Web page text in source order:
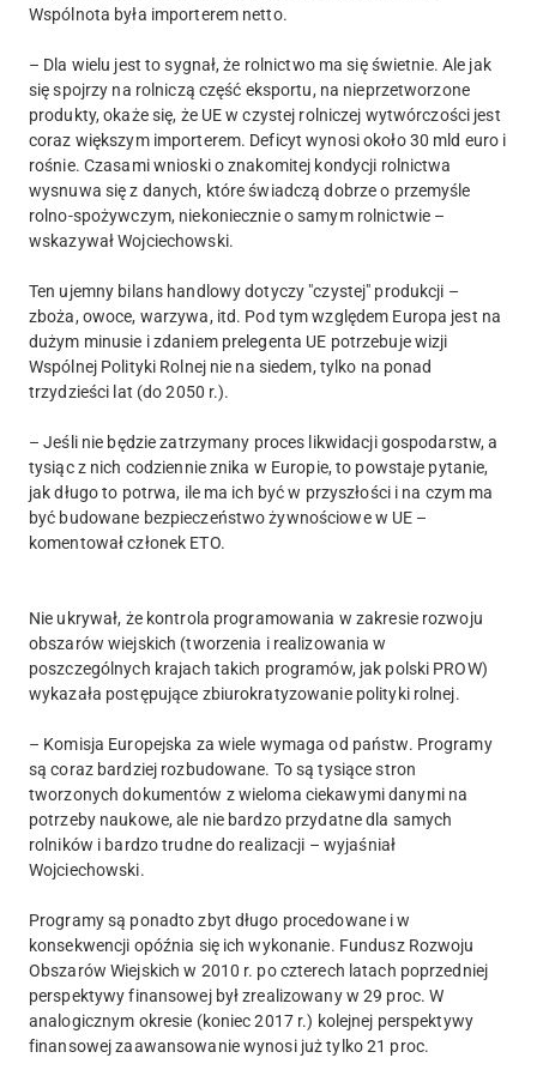
Wspólnota była importerem netto.
– Dla wielu jest to sygnał, że rolnictwo ma się świetnie. Ale jak
się spojrzy na rolniczą część eksportu, na nieprzetworzone
produkty, okaże się, że UE w czystej rolniczej wytwórczości jest
coraz większym importerem. Deficyt wynosi około 30 mld euro i
rośnie. Czasami wnioski o znakomitej kondycji rolnictwa
wysnuwa się z danych, które świadczą dobrze o przemyśle
rolno-spożywczym, niekoniecznie o samym rolnictwie –
wskazywał Wojciechowski.
Ten ujemny bilans handlowy dotyczy "czystej" produkcji –
zboża, owoce, warzywa, itd. Pod tym względem Europa jest na
dużym minusie i zdaniem prelegenta UE potrzebuje wizji
Wspólnej Polityki Rolnej nie na siedem, tylko na ponad
trzydzieści lat (do 2050 r.).
– Jeśli nie będzie zatrzymany proces likwidacji gospodarstw, a
tysiąc z nich codziennie znika w Europie, to powstaje pytanie,
jak długo to potrwa, ile ma ich być w przyszłości i na czym ma
być budowane bezpieczeństwo żywnościowe w UE –
komentował członek ETO.
Nie ukrywał, że kontrola programowania w zakresie rozwoju
obszarów wiejskich (tworzenia i realizowania w
poszczególnych krajach takich programów, jak polski PROW)
wykazała postępujące zbiurokratyzowanie polityki rolnej.
– Komisja Europejska za wiele wymaga od państw. Programy
są coraz bardziej rozbudowane. To są tysiące stron
tworzonych dokumentów z wieloma ciekawymi danymi na
potrzeby naukowe, ale nie bardzo przydatne dla samych
rolników i bardzo trudne do realizacji – wyjaśniał
Wojciechowski.
Programy są ponadto zbyt długo procedowane i w
konsekwencji opóźnia się ich wykonanie. Fundusz Rozwoju
Obszarów Wiejskich w 2010 r. po czterech latach poprzedniej
perspektywy finansowej był zrealizowany w 29 proc. W
analogicznym okresie (koniec 2017 r.) kolejnej perspektywy
finansowej zaawansowanie wynosi już tylko 21 proc.